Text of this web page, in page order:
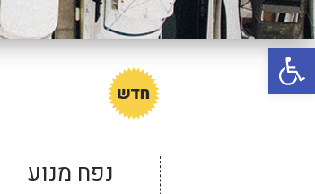
פתח סרגל נגישות
באשדוד
בטבריה
בחיפה / מחיפה
נפח מנוע